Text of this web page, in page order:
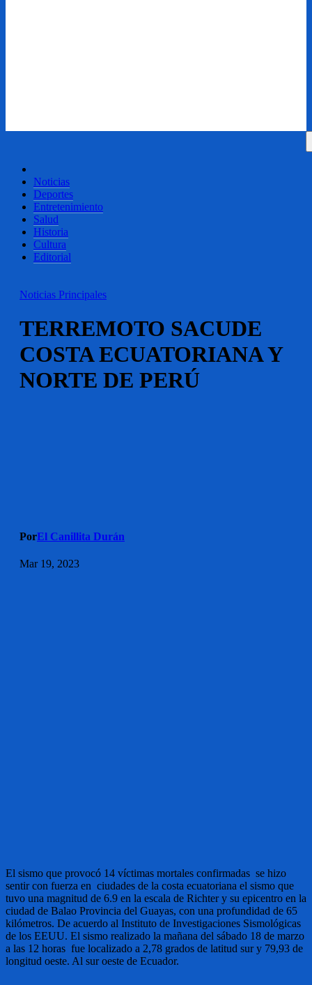
Noticias
Deportes
Entretenimiento
Salud
Historia
Cultura
Editorial
Noticias Principales
TERREMOTO SACUDE
COSTA ECUATORIANA Y
NORTE DE PERÚ
PorEl Canillita Durán
Mar 19, 2023
El sismo que provocó 14 víctimas mortales confirmadas se hizo
sentir con fuerza en ciudades de la costa ecuatoriana el sismo que
tuvo una magnitud de 6.9 en la escala de Richter y su epicentro en la
ciudad de Balao Provincia del Guayas, con una profundidad de 65
kilómetros. De acuerdo al Instituto de Investigaciones Sismológicas
de los EEUU. El sismo realizado la mañana del sábado 18 de marzo
a las 12 horas fue localizado a 2,78 grados de latitud sur y 79,93 de
longitud oeste. Al sur oeste de Ecuador.